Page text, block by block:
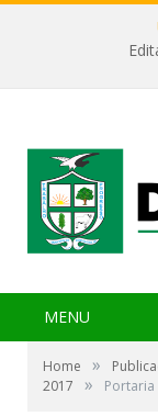
MENU
Home »
2017
» Portaria